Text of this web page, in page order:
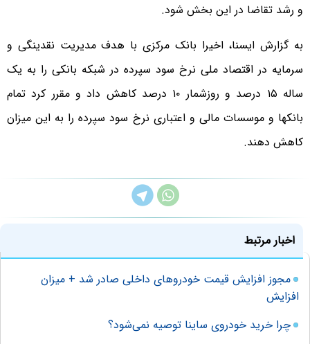
و رشد تقاضا در این بخش شود.
به گزارش ایسنا، اخیرا بانک مرکزی با هدف مدیریت نقدینگی و
سرمایه در اقتصاد ملی نرخ سود سپرده در شبکه بانکی را به یک
ساله ۱۵ درصد و روزشمار ۱۰ درصد کاهش داد و مقرر کرد تمام
بانکها و موسسات مالی و اعتباری نرخ سود سپرده‌ را به این میزان
کاهش دهند.
اخبار مرتبط
مجوز افزایش قیمت خودروهای داخلی صادر شد + میزان
افزایش
چرا خرید خودروی ساینا توصیه نمی‌شود؟